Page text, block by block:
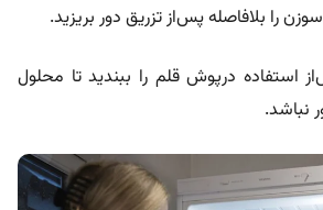
را بلافاصله پس‌از تزریق دور بریزید.
استفاده درپوش قلم را ببندید تا محلول
نباشد.